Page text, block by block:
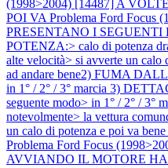
(1998>2004) [14487] A
POI VA Problema Ford Focus
PRESENTANO I
POTENZA:> calo di potenza
alte velocità> si avverte un calo
ad andare bene2) FUMA
in 1° / 2° / 3° marcia 3)
seguente modo> in 1° / 2° / 3°
notevolmente> la vettura
un calo di potenza e poi va
Problema Ford Focus
AVVIANDO IL MOTORE